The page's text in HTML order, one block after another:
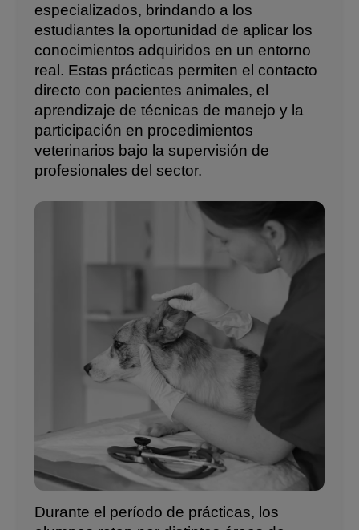
especializados, brindando a los
estudiantes la oportunidad de aplicar los
conocimientos adquiridos en un entorno
real. Estas prácticas permiten el contacto
directo con pacientes animales, el
aprendizaje de técnicas de manejo y la
participación en procedimientos
veterinarios bajo la supervisión de
profesionales del sector.
Durante el período de prácticas, los